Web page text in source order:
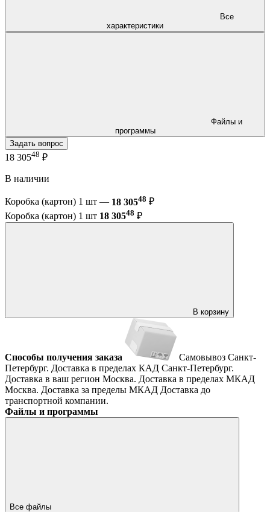
характеристики
программы
Задать вопрос
18 30548 ₽
В наличии
Коробка (картон) 1 шт — 18 30548 ₽
Коробка (картон) 1 шт 18 30548 ₽
В корзину
Способы получения заказа Самовывоз Санкт-
Петербург. Доставка в пределах КАД Санкт-Петербург.
Доставка в ваш регион Москва. Доставка в пределах МКАД
Москва. Доставка за пределы МКАД Доставка до
транспортной компании.
Файлы и программы
Все файлы